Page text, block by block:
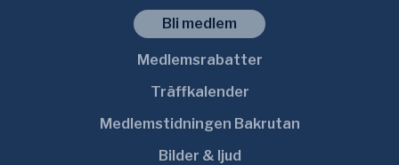
Bli medlem
Medlemsrabatter
Träffkalender
Medlemstidningen Bakrutan
Bilder & ljud